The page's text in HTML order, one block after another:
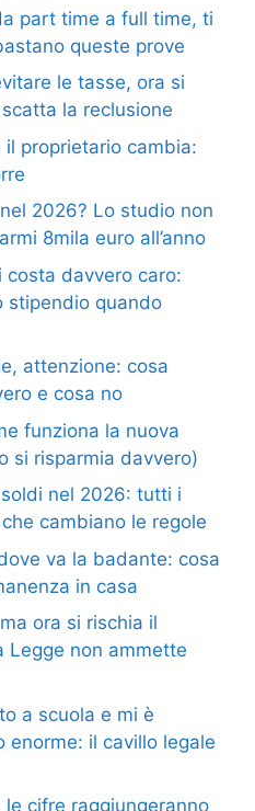
part time a full time, ti
queste prove
le tasse, ora si
la reclusione
proprietario cambia:
2026? Lo studio non
8mila euro all’anno
costa davvero caro:
stipendio quando
attenzione: cosa
e cosa no
funziona la nuova
si risparmia davvero)
nel 2026: tutti i
cambiano le regole
va la badante: cosa
in casa
ora si rischia il
Legge non ammette
a scuola e mi è
enorme: il cavillo legale
cifre raggiungeranno